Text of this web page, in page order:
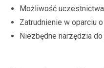
Możliwość
Zatrudnienie w oparciu
Niezbędne narzędzia do